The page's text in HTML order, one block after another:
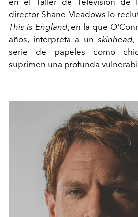
en el Taller de Televisión de
director Shane Meadows lo
This is England, en la que
años, interpreta a un skinhead,
serie de papeles como
suprimen una profunda